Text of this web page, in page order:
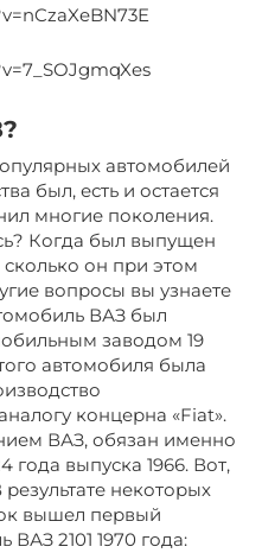
автомобилей
был, есть и остается
многие поколения.
Когда был выпущен
он при этом
вопросы вы узнаете
ВАЗ был
заводом 19
автомобиля была
концерна «Fiat».
ВАЗ, обязан именно
выпуска 1966. Вот,
некоторых
вышел первый
ВАЗ 2101 1970 года: